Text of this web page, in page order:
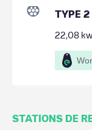
TYPE 2
22,08
STATIONS DE